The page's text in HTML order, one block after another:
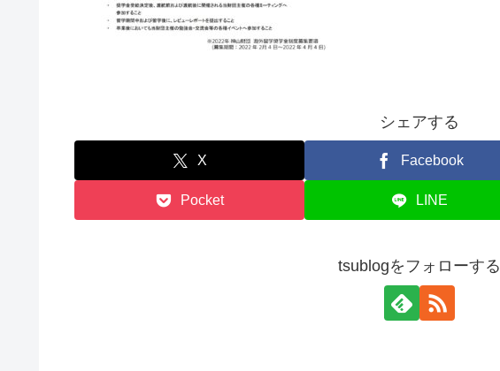
シェアする
X Facebook
Pocket LINE
tsublogをフォローする